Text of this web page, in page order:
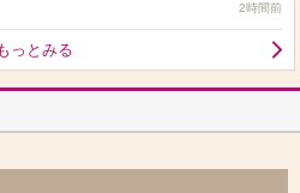
2時間前
っとみる